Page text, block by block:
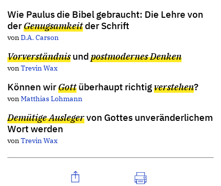
Wie Paulus die Bibel gebraucht: Die Lehre von
derGenugsamkeitder Schrift
vonD.A. Carson
Vorverständnisund postmodernes Denken
vonTrevin Wax
Können wirGottüberhaupt richtigverstehen?
vonMatthias Lohmann
Demütige Auslegervon Gottes unveränderlichem
Wort werden
vonTrevin Wax